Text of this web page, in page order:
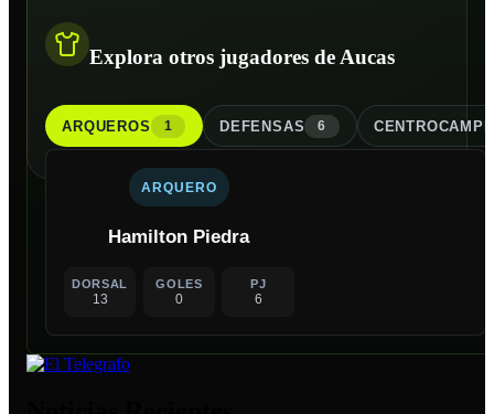
Explora otros jugadores de Aucas
ARQUEROS 1 DEFENSAS 6
ARQUERO
Hamilton Piedra
DORSAL
13
GOLES
0
PJ
6